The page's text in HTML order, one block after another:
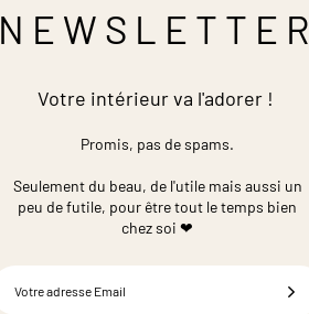
NEWSLETTER
Votre intérieur va l'adorer !
Promis, pas de spams.
Seulement du beau, de l'utile mais aussi un
peu de futile, pour être tout le temps bien
chez soi ❤